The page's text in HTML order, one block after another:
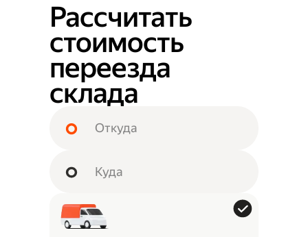
Рассчитать
стоимость
переезда
склада